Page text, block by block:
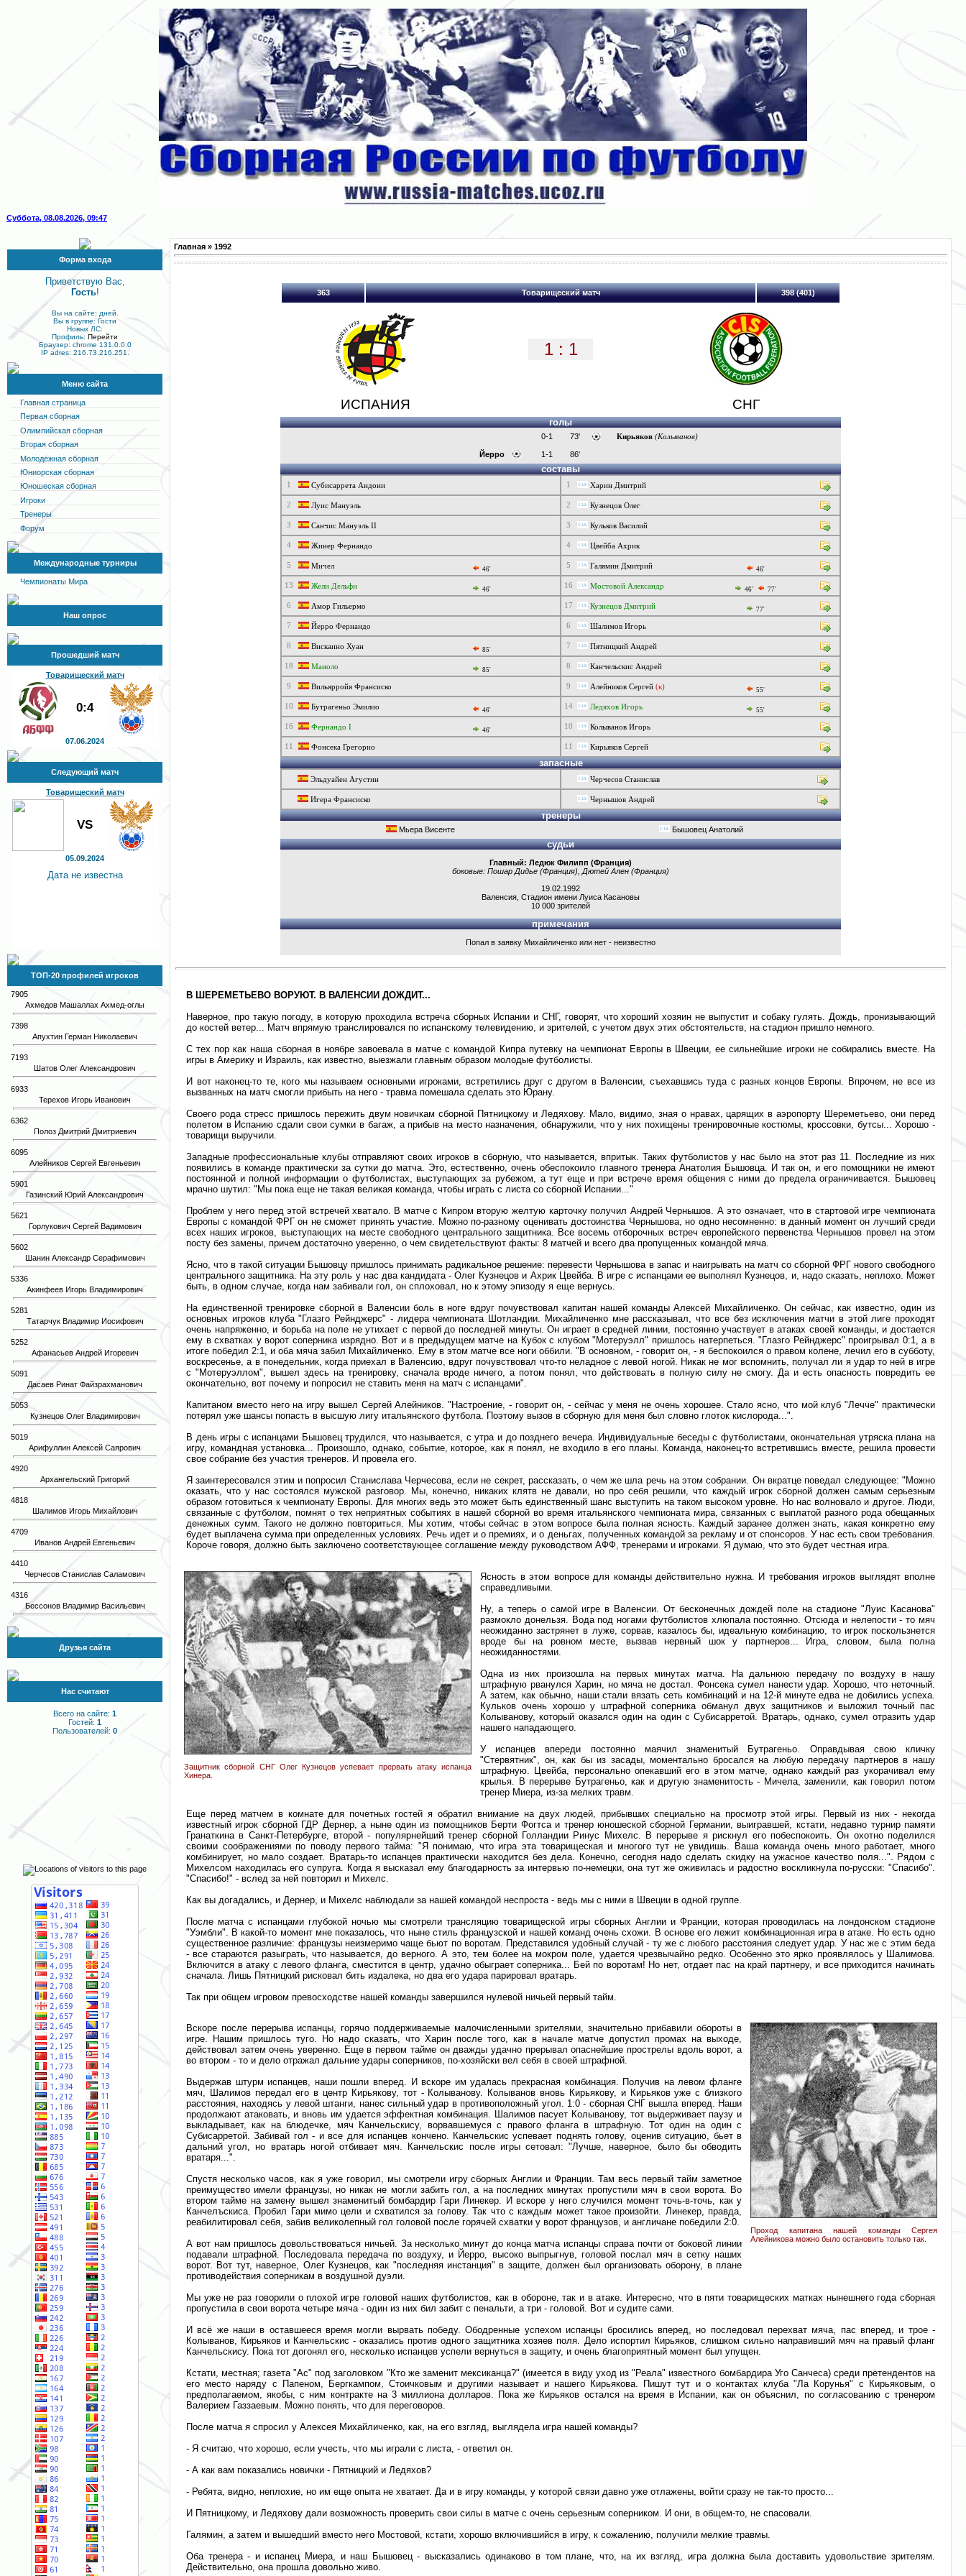
Суббота, 08.08.2026, 09:47
Форма входа
Приветствую Вас,
Гость!
Вы на сайте: дней.
Вы в группе: Гости
Новых ЛС:
Профиль: Перейти
Браузер: chrome 131.0.0.0
IP adres: 216.73.216.251.
Меню сайта
Главная страница
Первая сборная
Олимпийская сборная
Вторая сборная
Молодёжная сборная
Юниорская сборная
Юношеская сборная
Игроки
Тренеры
Форум
Международные турниры
Чемпионаты Мира
Наш опрос
Прошедший матч
Товарищеский матч
0:4
07.06.2024
Следующий матч
Товарищеский матч
VS
05.09.2024
Дата не известна
ТОП-20 профилей игроков
7905
Ахмедов Машаллах Ахмед-оглы
7398
Апухтин Герман Николаевич
7193
Шатов Олег Александрович
6933
Терехов Игорь Иванович
6362
Полоз Дмитрий Дмитриевич
6095
Алейников Сергей Евгеньевич
5901
Газинский Юрий Александрович
5621
Горлукович Сергей Вадимович
5602
Шанин Александр Серафимович
5336
Акинфеев Игорь Владимирович
5281
Татарчук Владимир Иосифович
5252
Афанасьев Андрей Игоревич
5091
Дасаев Ринат Файзрахманович
5053
Кузнецов Олег Владимирович
5019
Арифуллин Алексей Саярович
4920
Архангельский Григорий
4818
Шалимов Игорь Михайлович
4709
Иванов Андрей Евгеньевич
4410
Черчесов Станислав Саламович
4316
Бессонов Владимир Васильевич
Друзья сайта
Нас считают
Всего на сайте: 1
Гостей: 1
Пользователей: 0
Главная » 1992
363 Товарищеский матч 398 (401)
1 : 1
ИСПАНИЯ СНГ
голы
0-1 73' Кирьяков (Колыванов)
Йерро 1-1 86'
составы
1 Субисаррета Андони
2 Луис Мануэль
3 Санчис Мануэль II
4 Жинер Фернандо
5 Мичел 46'
13 Жели Дельфи 46'
6 Амор Гильермо
7 Йерро Фернандо
8 Вискаино Хуан 85'
18 Маноло 85'
9 Вильярройя Франсиско
10 Бутрагеньо Эмилио 46'
16 Фернандо I 46'
11 Фонсека Грегорио
1 Харин Дмитрий
2 Кузнецов Олег
3 Кульков Василий
4 Цвейба Ахрик
5 Галямин Дмитрий 46'
16 Мостовой Александр 46' 77'
17 Кузнецов Дмитрий 77'
6 Шалимов Игорь
7 Пятницкий Андрей
8 Канчельскис Андрей
9 Алейников Сергей (к) 55'
14 Ледяхов Игорь 55'
10 Колыванов Игорь
11 Кирьяков Сергей
запасные
Эльдуайен Агустин
Игера Франсиско
Черчесов Станислав
Чернышов Андрей
тренеры
Мьера Висенте Бышовец Анатолий
судьи
Главный: Ледюк Филипп (Франция)
боковые: Пошар Дидье (Франция) Дютей Ален (Франция)
19.02.1992
Валенсия Стадион имени Луиса Касановы
10 000 зрителей
примечания
Попал в заявку Михайличенко или нет - неизвестно
В ШЕРЕМЕТЬЕВО ВОРУЮТ. В ВАЛЕНСИИ ДОЖДИТ...
Наверное, про такую погоду, в которую проходила встреча сборных Испании и СНГ, говорят, что хороший хозяин не выпустит и собаку гулять. Дождь, пронизывающий
до костей ветер... Матч впрямую транслировался по испанскому телевидению, и зрителей, с учетом двух этих обстоятельств, на стадион пришло немного.
С тех пор как наша сборная в ноябре завоевала в матче с командой Кипра путевку на чемпионат Европы в Швеции, ее сильнейшие игроки не собирались вместе. На
игры в Америку и Израиль, как известно, выезжали главным образом молодые футболисты.
И вот наконец-то те, кого мы называем основными игроками, встретились друг с другом в Валенсии, съехавшись туда с разных концов Европы. Впрочем, не все из
вызванных на матч смогли прибыть на него - травма помешала сделать это Юрану.
Своего рода стресс пришлось пережить двум новичкам сборной Пятницкому и Ледяхову. Мало, видимо, зная о нравах, царящих в аэропорту Шереметьево, они перед
полетом в Испанию сдали свои сумки в багаж, а прибыв на место назначения, обнаружили, что у них похищены тренировочные костюмы, кроссовки, бутсы... Хорошо -
товарищи выручили.
Западные профессиональные клубы отправляют своих игроков в сборную, что называется, впритык. Таких футболистов у нас было на этот раз 11. Последние из них
появились в команде практически за сутки до матча. Это, естественно, очень обеспокоило главного тренера Анатолия Бышовца. И так он, и его помощники не имеют
постоянной и полной информации о футболистах, выступающих за рубежом, а тут еще и при встрече время общения с ними до предела ограничивается. Бышовец
мрачно шутил: "Мы пока еще не такая великая команда, чтобы играть с листа со сборной Испании..."
Проблем у него перед этой встречей хватало. В матче с Кипром вторую желтую карточку получил Андрей Чернышов. А это означает, что в стартовой игре чемпионата
Европы с командой ФРГ он не сможет принять участие. Можно по-разному оценивать достоинства Чернышова, но одно несомненно: в данный момент он лучший среди
всех наших игроков, выступающих на месте свободного центрального защитника. Все восемь отборочных встреч европейского первенства Чернышов провел на этом
посту без замены, причем достаточно уверенно, о чем свидетельствуют факты: 8 матчей и всего два пропущенных командой мяча.
Ясно, что в такой ситуации Бышовцу пришлось принимать радикальное решение: перевести Чернышова в запас и наигрывать на матч со сборной ФРГ нового свободного
центрального защитника. На эту роль у нас два кандидата - Олег Кузнецов и Ахрик Цвейба. В игре с испанцами ее выполнял Кузнецов, и, надо сказать, неплохо. Может
быть, в одном случае, когда нам забивали гол, он сплоховал, но к этому эпизоду я еще вернусь.
На единственной тренировке сборной в Валенсии боль в ноге вдруг почувствовал капитан нашей команды Алексей Михайличенко. Он сейчас, как известно, один из
основных игроков клуба "Глазго Рейнджерс" - лидера чемпионата Шотландии. Михайличенко мне рассказывал, что все без исключения матчи в этой лиге проходят
очень напряженно, и борьба на поле не утихает с первой до последней минуты. Он играет в средней линии, постоянно участвует в атаках своей команды, и достается
ему в схватках у ворот соперника изрядно. Вот и в предыдущем матче на Кубок с клубом "Мотеруэлл" пришлось натерпеться. "Глазго Рейнджерс" проигрывал 0:1, а в
итоге победил 2:1, и оба мяча забил Михайличенко. Ему в этом матче все ноги оббили. "В основном, - говорит он, - я беспокоился о правом колене, лечил его в субботу,
воскресенье, а в понедельник, когда приехал в Валенсию, вдруг почувствовал что-то неладное с левой ногой. Никак не мог вспомнить, получал ли я удар то ней в игре
с "Мотеруэллом", вышел здесь на тренировку, сначала вроде ничего, а потом понял, что действовать в полную силу не смогу. Да и есть опасность повредить ее
окончательно, вот почему и попросил не ставить меня на матч с испанцами".
Капитаном вместо него на игру вышел Сергей Алейников. "Настроение, - говорит он, - сейчас у меня не очень хорошее. Стало ясно, что мой клуб "Лечче" практически
потерял уже шансы попасть в высшую лигу итальянского футбола. Поэтому вызов в сборную для меня был словно глоток кислорода...".
В день игры с испанцами Бышовец трудился, что называется, с утра и до позднего вечера. Индивидуальные беседы с футболистами, окончательная утряска плана на
игру, командная установка... Произошло, однако, событие, которое, как я понял, не входило в его планы. Команда, наконец-то встретившись вместе, решила провести
свое собрание без участия тренеров. И провела его.
Я заинтересовался этим и попросил Станислава Черчесова, если не секрет, рассказать, о чем же шла речь на этом собрании. Он вкратце поведал следующее: "Можно
оказать, что у нас состоялся мужской разговор. Мы, конечно, никаких клятв не давали, но про себя решили, что каждый игрок сборной должен самым серьезным
образом готовиться к чемпионату Европы. Для многих ведь это может быть единственный шанс выступить на таком высоком уровне. Но нас волновало и другое. Люди,
связанные с футболом, помнят о тех неприятных событиях в нашей сборной во время итальянского чемпионата мира, связанных с выплатой разного рода обещанных
денежных сумм. Такого не должно повториться. Мы хотим, чтобы сейчас в этом вопросе была полная ясность. Каждый заранее должен знать, какая конкретно ему
будет выплачена сумма при определенных условиях. Речь идет и о премиях, и о деньгах, полученных командой за рекламу и от спонсоров. У нас есть свои требования.
Короче говоря, должно быть заключено соответствующее соглашение между руководством АФФ, тренерами и игроками. Я думаю, что это будет честная игра.
Защитник сборной СНГ Олег Кузнецов успевает прервать атаку испанца
Хинера.
Ясность в этом вопросе для команды действительно нужна. И требования игроков выглядят вполне
справедливыми.
Ну, а теперь о самой игре в Валенсии. От бесконечных дождей поле на стадионе "Луис Касанова"
размокло донельзя. Вода под ногами футболистов хлюпала постоянно. Отсюда и нелепости - то мяч
неожиданно застрянет в луже, сорвав, казалось бы, идеальную комбинацию, то игрок поскользнется
вроде бы на ровном месте, вызвав нервный шок у партнеров... Игра, словом, была полна
неожиданностями.
Одна из них произошла на первых минутах матча. На дальнюю передачу по воздуху в нашу
штрафную рванулся Харин, но мяча не достал. Фонсека сумел нанести удар. Хорошо, что неточный.
А затем, как обычно, наши стали вязать сеть комбинаций и на 12-й минуте едва не добились успеха.
Кульков очень хорошо у штрафной соперника обманул двух защитников и выложил точный пас
Колыванову, который оказался один на один с Субисарретой. Вратарь, однако, сумел отразить удар
нашего нападающего.
У испанцев впереди постоянно маячил знаменитый Бутрагеньо. Оправдывая свою кличку
"Стервятник", он, как бы из засады, моментально бросался на любую передачу партнеров в нашу
штрафную. Цвейба, персонально опекавший его в этом матче, однако каждый раз укорачивал ему
крылья. В перерыве Бутрагеньо, как и другую знаменитость - Мичела, заменили, как говорил потом
тренер Миера, из-за мелких травм.
Еще перед матчем в комнате для почетных гостей я обратил внимание на двух людей, прибывших специально на просмотр этой игры. Первый из них - некогда
известный игрок сборной ГДР Дернер, а ныне один из помощников Берти Фогтса и тренер юношеской сборной Германии, выигравшей, кстати, недавно турнир памяти
Гранаткина в Санкт-Петербурге, второй - популярнейший тренер сборной Голландии Ринус Михелс. В перерыве я рискнул его побеспокоить. Он охотно поделился
своими соображениями по поводу первого тайма: "Я понимаю, что игра эта товарищеская и многого тут не увидишь. Ваша команда очень много работает, много
комбинирует, но мало создает. Вратарь-то испанцев практически находится без дела. Конечно, сегодня надо сделать скидку на ужасное качество поля...". Рядом с
Михелсом находилась его супруга. Когда я высказал ему благодарность за интервью по-немецки, она тут же оживилась и радостно воскликнула по-русски: "Спасибо".
"Спасибо!" - вслед за ней повторил и Михелс.
Как вы догадались, и Дернер, и Михелс наблюдали за нашей командой неспроста - ведь мы с ними в Швеции в одной группе.
После матча с испанцами глубокой ночью мы смотрели трансляцию товарищеской игры сборных Англии и Франции, которая проводилась на лондонском стадионе
"Уэмбли". В какой-то момент мне показалось, что ныне стиль французской и нашей команд очень схожи. В основе его лежит комбинационная игра в атаке. Но есть одно
существенное различие: французы неизмеримо чаще бьют по воротам. Представился удобный случай - ту же с любого расстояния следует удар. У нас же с этим беда
- все стараются разыграть, что называется, до верного. А это, тем более на мокром поле, удается чрезвычайно редко. Особенно это ярко проявлялось у Шалимова.
Включится в атаку с левого фланга, сместится в центр, удачно обыграет соперника... Бей по воротам! Но нет, отдает пас на край партнеру, и все приходится начинать
сначала. Лишь Пятницкий рисковал бить издалека, но два его удара парировал вратарь.
Так при общем игровом превосходстве нашей команды завершился нулевой ничьей первый тайм.
Проход капитана нашей команды Сергея
Алейникова можно было остановить только так.
Вскоре после перерыва испанцы, горячо поддерживаемые малочисленными зрителями, значительно прибавили обороты в
игре. Нашим пришлось туго. Но надо сказать, что Харин после того, как в начале матче допустил промах на выходе,
действовал затем очень уверенно. Еще в первом тайме он дважды удачно прерывал опаснейшие прострелы вдоль ворот, а
во втором - то и дело отражал дальние удары соперников, по-хозяйски вел себя в своей штрафной.
Выдержав штурм испанцев, наши пошли вперед. И вскоре им удалась прекрасная комбинация. Получив на левом фланге
мяч, Шалимов передал его в центр Кирьякову, тот - Колыванову. Колыванов вновь Кирьякову, и Кирьяков уже с близкого
расстояния, находясь у левой штанги, нанес сильный удар в противоположный угол. 1:0 - сборная СНГ вышла вперед. Наши
продолжают атаковать, и вновь им удается эффектная комбинация. Шалимов пасует Колыванову, тот выдерживает паузу и
выкладывает, как на блюдечке, мяч Канчельскису, ворвавшемуся с правого фланга в штрафную. Тот один на один с
Субисарретой. Забивай гол - и все для испанцев кончено. Канчельскис успевает поднять голову, оценив ситуацию, бьет в
дальний угол, но вратарь ногой отбивает мяч. Канчельскис после игры сетовал: "Лучше, наверное, было бы обводить
вратаря...".
Спустя несколько часов, как я уже говорил, мы смотрели игру сборных Англии и Франции. Там весь первый тайм заметное
преимущество имели французы, но никак не могли забить гол, а на последних минутах пропустили мяч в свои ворота. Во
втором тайме на замену вышел знаменитый бомбардир Гари Линекер. И вскоре у него случился момент точь-в-точь, как у
Канчелъскиса. Пробил Гари мимо цели и схватился за голову. Так что с каждым может такое произойти. Линекер, правда,
реабилитировал себя, забив великолепный гол головой после горячей схватки у ворот французов, и англичане победили 2:0.
А вот нам пришлось довольствоваться ничьей. За несколько минут до конца матча испанцы справа почти от боковой линии
подавали штрафной. Последовала передача по воздуху, и Йерро, высоко выпрыгнув, головой послал мяч в сетку наших
ворот. Вот тут, наверное, Олег Кузнецов, как "последняя инстанция" в защите, должен был организовать оборону, в плане
противодействия соперникам в воздушной дуэли.
Мы уже не раз говорили о плохой игре головой наших футболистов, как в обороне, так и в атаке. Интересно, что в пяти товарищеских матках нынешнего года сборная
пропустила в свои ворота четыре мяча - один из них бил забит с пенальти, а три - головой. Вот и судите сами.
И всё же наши в оставшееся время могли вырвать победу. Ободренные успехом испанцы бросились вперед, но последовал перехват мяча, пас вперед, и трое -
Колыванов, Кирьяков и Канчельскис - оказались против одного защитника хозяев поля. Дело испортил Кирьяков, слишком сильно направивший мяч на правый фланг
Канчельскису. Пока тот догонял его, несколько испанцев успели вернуться в защиту, и очень благоприятный момент был упущен.
Кстати, местная; газета "Ас" под заголовком "Кто же заменит мексиканца?" (имеется в виду уход из "Реала" известного бомбардира Уго Санчеса) среди претендентов на
его место наряду с Папеном, Бергкампом, Стоичковым и другими называет и нашего Кирьякова. Пишут тут и о контактах клуба "Ла Корунья" с Кирьяковым, о
предполагаемом, якобы, с ним контракте на 3 миллиона долларов. Пока же Кирьяков остался на время в Испании, как он объяснил, по согласованию с тренером
Валерием Газзаевым. Можно понять, что для переговоров.
После матча я спросил у Алексея Михайличенко, как, на его взгляд, выглядела игра нашей команды?
- Я считаю, что хорошо, если учесть, что мы играли с листа, - ответил он.
- А как вам показались новички - Пятницкий и Ледяхов?
- Ребята, видно, неплохие, но им еще опыта не хватает. Да и в игру команды, у которой связи давно уже отлажены, войти сразу не так-то просто...
И Пятницкому, и Ледяхову дали возможность проверить свои силы в матче с очень серьезным соперником. И они, в общем-то, не спасовали.
Галямин, а затем и вышедший вместо него Мостовой, кстати, хорошо включившийся в игру, к сожалению, получили мелкие травмы.
Оба тренера - и испанец Миера, и наш Бышовец - высказались одинаково в том плане, что, на их взгляд, игра должна была доставить удовольствие зрителям.
Действительно, она прошла довольно живо.